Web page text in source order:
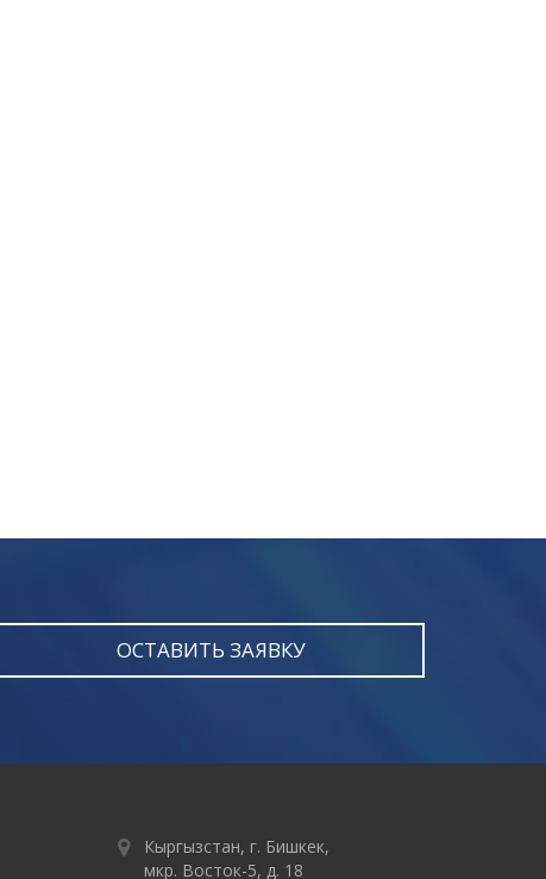
ОСТАВИТЬ ЗАЯВКУ
Кыргызстан, г. Бишкек,
мкр. Восток-5, д. 18